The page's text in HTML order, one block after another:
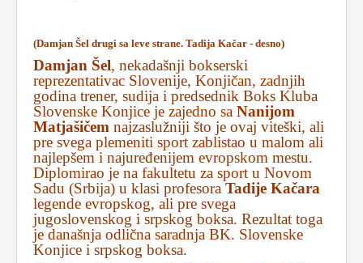
IMPRESUM
(Damjan Šel drugi sa leve strane. Tadija Kačar - desno)
Damjan Šel, nekadašnji bokserski
reprezentativac Slovenije, Konjičan, zadnjih
godina trener, sudija i predsednik Boks Kluba
Slovenske Konjice je zajedno sa Nanijom
Matjašičem najzaslužniji što je ovaj viteški, ali
pre svega plemeniti sport zablistao u malom ali
najlepšem i najuređenijem evropskom mestu.
Diplomirao je na fakultetu za sport u Novom
Sadu (Srbija) u klasi profesora Tadije Kačara
legende evropskog, ali pre svega
jugoslovenskog i srpskog boksa. Rezultat toga
je današnja odlična saradnja BK. Slovenske
Konjice i srpskog boksa.